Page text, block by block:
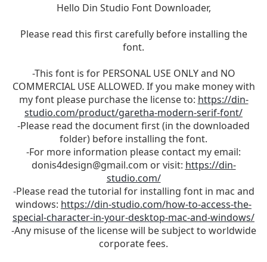
Hello Din Studio Font Downloader,
Please read this first carefully before installing the
font.
-This font is for PERSONAL USE ONLY and NO
COMMERCIAL USE ALLOWED. If you make money with
my font please purchase the license to: https://din-
studio.com/product/garetha-modern-serif-font/
-Please read the document first (in the downloaded
folder) before installing the font.
-For more information please contact my email:
donis4design@gmail.com or visit: https://din-
studio.com/
-Please read the tutorial for installing font in mac and
windows: https://din-studio.com/how-to-access-the-
special-character-in-your-desktop-mac-and-windows/
-Any misuse of the license will be subject to worldwide
corporate fees.